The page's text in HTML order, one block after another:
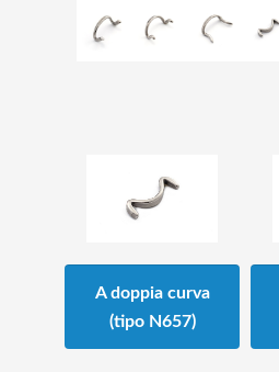
A doppia curva
(tipo N657)